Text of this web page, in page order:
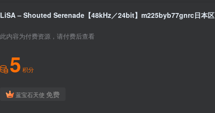
LiSA – Shouted Serenade【48kHz／24bit】m225byb77gnrc日本区
此内容为付费资源，请付费后查看
5 积分
蓝宝石天使 免费